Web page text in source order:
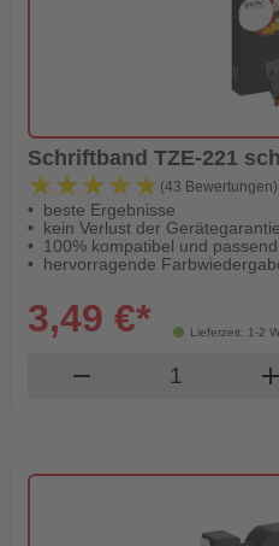
Schriftband TZE-221
★★★★★
★★★★★ (43 Bewertungen)
beste Ergebnisse
kein Verlust der Gerätegarantie
100% kompatibel und passend
hervorragende
Lieferzeit: 1-2
3,49 €*
remove Produkt add